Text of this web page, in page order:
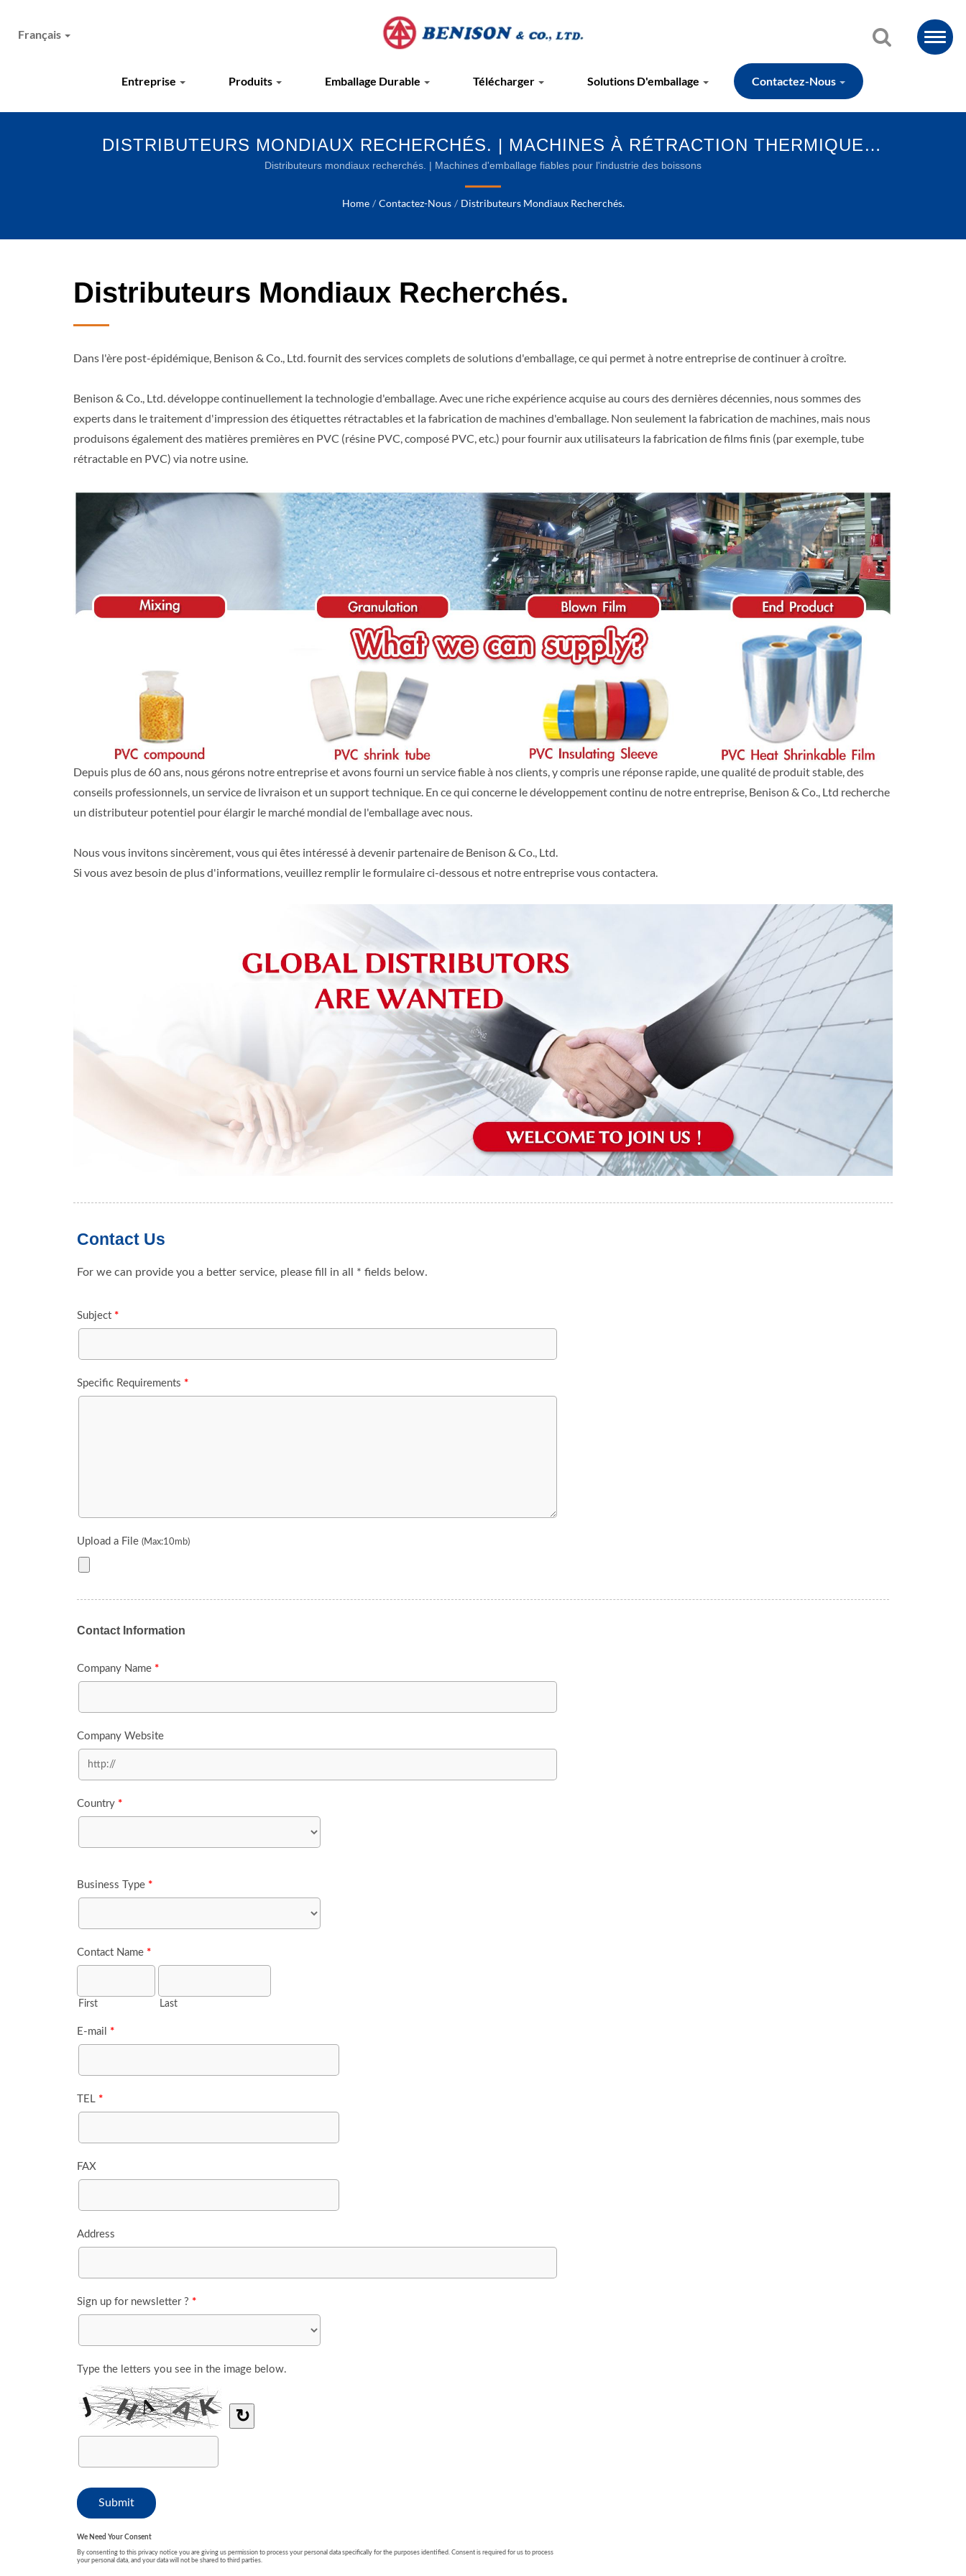
Entreprise Produits Emballage Durable Télécharger Solutions D'emballage Contactez-Nous
Français
DISTRIBUTEURS MONDIAUX RECHERCHÉS. | MACHINES À RÉTRACTION THERMIQUE
INNOVANTES ET FILMS D'EMBALLAGE DURABLES
Distributeurs mondiaux recherchés. | Machines d'emballage fiables pour l'industrie des boissons
Home / Contactez-Nous / Distributeurs Mondiaux Recherchés.
Distributeurs Mondiaux Recherchés.
Dans l'ère post-épidémique, Benison & Co., Ltd. fournit des services complets de solutions d'emballage, ce qui permet à notre entreprise de continuer à croître.
Benison & Co., Ltd. développe continuellement la technologie d'emballage. Avec une riche expérience acquise au cours des dernières décennies, nous sommes des
experts dans le traitement d'impression des étiquettes rétractables et la fabrication de machines d'emballage. Non seulement la fabrication de machines, mais nous
produisons également des matières premières en PVC (résine PVC, composé PVC, etc.) pour fournir aux utilisateurs la fabrication de films finis (par exemple, tube
rétractable en PVC) via notre usine.
Depuis plus de 60 ans, nous gérons notre entreprise et avons fourni un service fiable à nos clients, y compris une réponse rapide, une qualité de produit stable, des
conseils professionnels, un service de livraison et un support technique. En ce qui concerne le développement continu de notre entreprise, Benison & Co., Ltd recherche
un distributeur potentiel pour élargir le marché mondial de l'emballage avec nous.
Nous vous invitons sincèrement, vous qui êtes intéressé à devenir partenaire de Benison & Co., Ltd.
Si vous avez besoin de plus d'informations, veuillez remplir le formulaire ci-dessous et notre entreprise vous contactera.